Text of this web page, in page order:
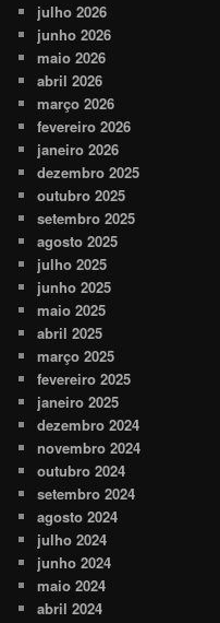
julho 2026
junho 2026
maio 2026
abril 2026
março 2026
fevereiro 2026
janeiro 2026
dezembro 2025
outubro 2025
setembro 2025
agosto 2025
julho 2025
junho 2025
maio 2025
abril 2025
março 2025
fevereiro 2025
janeiro 2025
dezembro 2024
novembro 2024
outubro 2024
setembro 2024
agosto 2024
julho 2024
junho 2024
maio 2024
abril 2024